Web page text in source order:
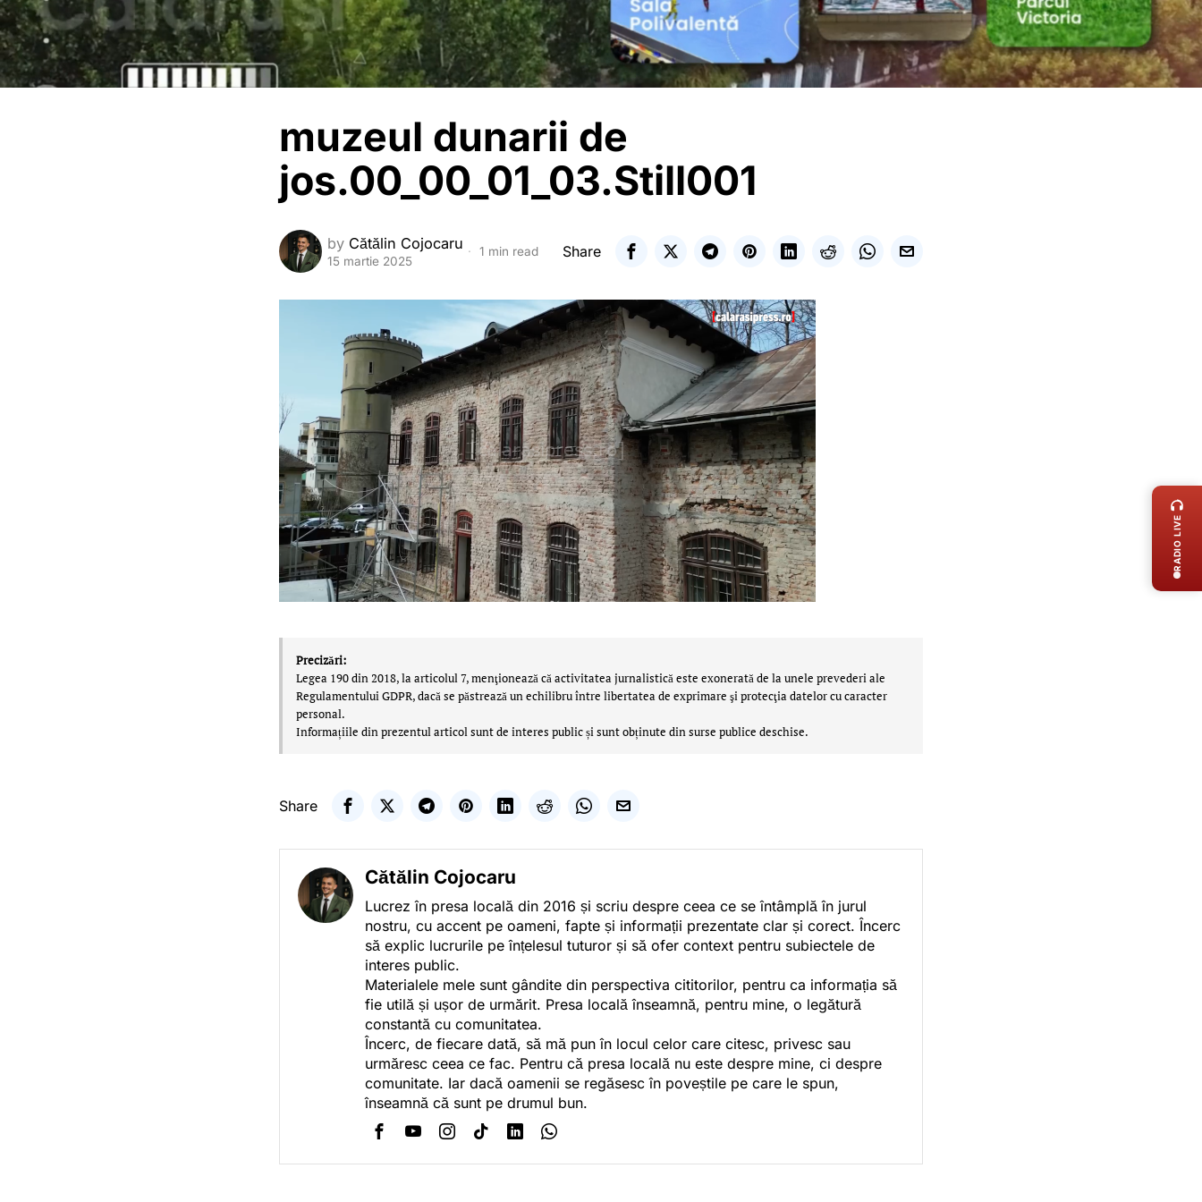
muzeul dunarii de
jos.00_00_01_03.Still001
by Cătălin Cojocaru
15 martie 2025
1 min read Share
Precizări:
Legea 190 din 2018, la articolul 7, menţionează că activitatea jurnalistică este exonerată de la unele prevederi ale
Regulamentului GDPR, dacă se păstrează un echilibru între libertatea de exprimare şi protecţia datelor cu caracter
personal.
Informațiile din prezentul articol sunt de interes public și sunt obținute din surse publice deschise.
Share
Cătălin Cojocaru
Lucrez în presa locală din 2016 și scriu despre ceea ce se întâmplă în jurul
nostru, cu accent pe oameni, fapte și informații prezentate clar și corect. Încerc
să explic lucrurile pe înțelesul tuturor și să ofer context pentru subiectele de
interes public.
Materialele mele sunt gândite din perspectiva cititorilor, pentru ca informația să
fie utilă și ușor de urmărit. Presa locală înseamnă, pentru mine, o legătură
constantă cu comunitatea.
Încerc, de fiecare dată, să mă pun în locul celor care citesc, privesc sau
urmăresc ceea ce fac. Pentru că presa locală nu este despre mine, ci despre
comunitate. Iar dacă oamenii se regăsesc în poveștile pe care le spun,
înseamnă că sunt pe drumul bun.
RADIO LIVE